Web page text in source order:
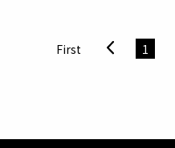
電，保證可以到百分之九十
樣，因為我們現在解決電力
用綠能，然後中間這些差價
First 1